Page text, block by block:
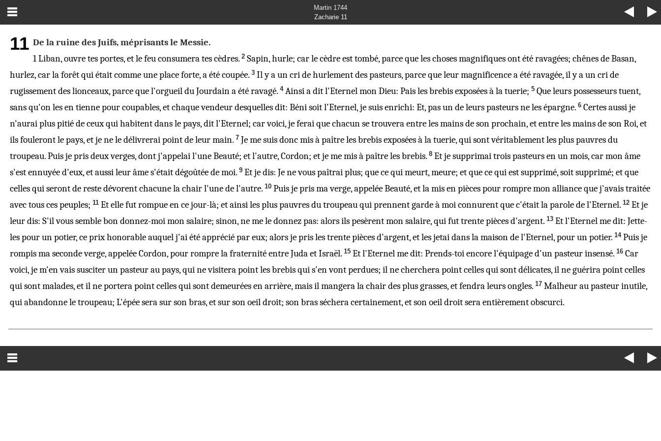
Martin 1744
Zacharie 11
11 De la ruine des Juifs, méprisants le Messie.
1Liban, ouvre tes portes, et le feu consumera tes cèdres. 2Sapin, hurle; car le cèdre est tombé, parce que les choses magnifiques ont été ravagées; chênes de Basan,
hurlez, car la forêt qui était comme une place forte, a été coupée. 3 Il y aun cri de hurlement des pasteurs, parce que leur magnificence a été ravagée,il y aun cri de
rugissement des lionceaux, parce que l'orgueil du Jourdain a été ravagé. 4 Ainsi a dit l'Eternel mon Dieu: Pais les brebis exposées à la tuerie; 5 Que leurs possesseurs tuent,
sans qu'on les en tienne pour coupables, et chaque vendeur desquelles dit: Béni soit l'Eternel, je suis enrichi: Et, pas un de leurs pasteurs ne les épargne. 6 Certes aussi je
n'aurai plus pitié de ceux qui habitent dans le pays, dit l'Eternel; car voici, je ferai que chacun se trouvera entre les mains de son prochain, et entre les mains de son Roi, et
ils fouleront le pays, et je ne le délivrerai point de leur main. 7 Je me suis donc mis à paître les brebis exposées à la tuerie, qui sont véritablement les plus pauvres du
troupeau. Puis je pris deux verges,dontj'appelai l'une Beauté; et l'autre, Cordon; et je me mis à paître les brebis. 8 Et je supprimai trois pasteurs en un mois, car mon âme
s'est ennuyée d'eux, et aussi leur âme s'était dégoûtée de moi. 9 Et je dis: Je ne vous paîtrai plus; que ce qui meurt, meure; et que ce qui est supprimé, soit supprimé; et que
celles qui seront de reste dévorent chacune la chair l'une de l'autre. 10 Puis je pris ma verge,appeléeBeauté, et la mis en pièces pour rompre mon alliance que j'avais traitée
avec tous ces peuples; 11 Et elle fut rompue en ce jour-là; et ainsi les plus pauvres du troupeau qui prennent garde à moi connurent que c'était la parole de l'Eternel. 12 Et je
leur dis: S'il vous semble bon donnez-moimon salaire; sinon, nemele donnez pas: alors ils pesèrent mon salaire, qui fut trentepiècesd'argent. 13 Et l'Eternel me dit: Jette-
les pour un potier, ce prix honorable auquel j'ai été apprécié par eux; alors je pris les trentepiècesd'argent, et les jetai dans la maison de l'Eternel, pour un potier. 14 Puis je
rompis ma seconde verge,appeléeCordon, pour rompre la fraternité entre Juda et Israël. 15 Et l'Eternel me dit: Prends-toi encore l'équipage d'un pasteur insensé. 16 Car
voici, je m'en vais susciter un pasteur au pays, qui ne visitera point les brebis qui s'en vont perdues; il ne cherchera point celles qui sont délicates, il ne guérira point celles
qui sont malades, et il ne portera point celles qui sont demeurées en arrière, mais il mangera la chair des plus grasses, et fendra leurs ongles. 17 Malheur au pasteur inutile,
qui abandonne le troupeau; L'épée sera sur son bras, et sur son oeil droit; son bras séchera certainement, et son oeil droit sera entièrement obscurci.